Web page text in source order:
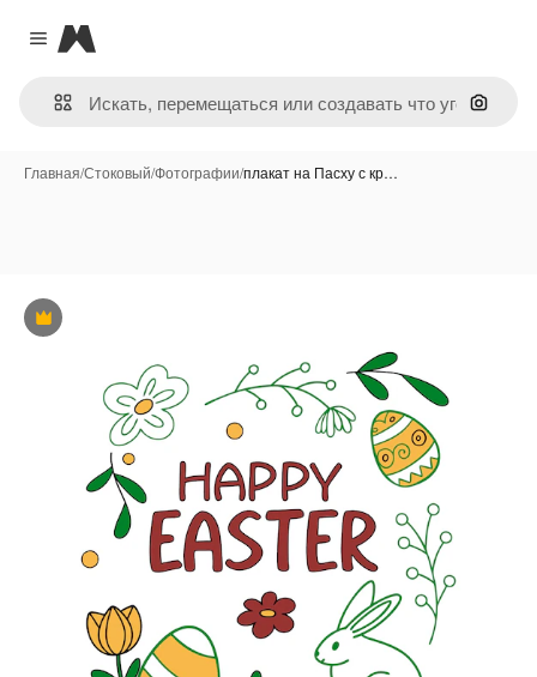
Close menu
Magnific
Поиск
Главная/Стоковый/Фотографии/плакат на Пасху с кр…
Премиум